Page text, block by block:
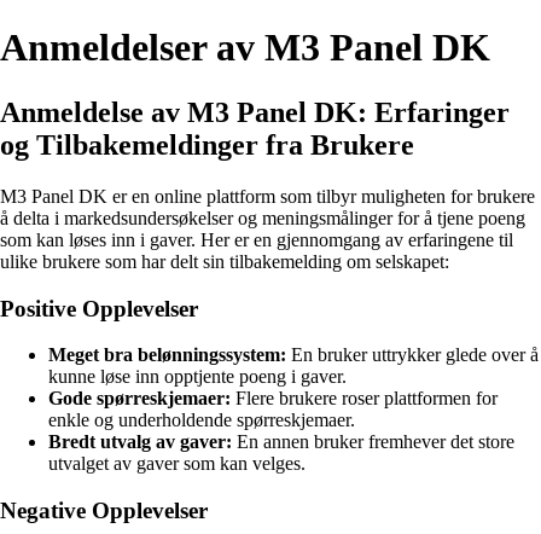
Anmeldelser av M3 Panel DK
Anmeldelse av M3 Panel DK: Erfaringer
og Tilbakemeldinger fra Brukere
M3 Panel DK er en online plattform som tilbyr muligheten for brukere
å delta i markedsundersøkelser og meningsmålinger for å tjene poeng
som kan løses inn i gaver. Her er en gjennomgang av erfaringene til
ulike brukere som har delt sin tilbakemelding om selskapet:
Positive Opplevelser
Meget bra belønningssystem: En bruker uttrykker glede over å
kunne løse inn opptjente poeng i gaver.
Gode spørreskjemaer: Flere brukere roser plattformen for
enkle og underholdende spørreskjemaer.
Bredt utvalg av gaver: En annen bruker fremhever det store
utvalget av gaver som kan velges.
Negative Opplevelser